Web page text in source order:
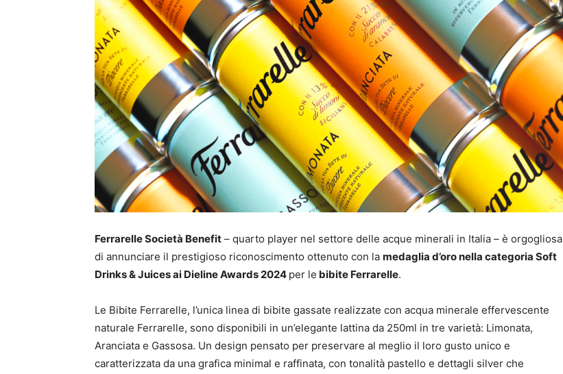
Ferrarelle Società Benefit – quarto player nel settore delle acque minerali in Italia – è orgogliosa
di annunciare il prestigioso riconoscimento ottenuto con la medaglia d’oro nella categoria Soft
Drinks & Juices ai Dieline Awards 2024 per le bibite Ferrarelle.
Le Bibite Ferrarelle, l’unica linea di bibite gassate realizzate con acqua minerale effervescente
naturale Ferrarelle, sono disponibili in un’elegante lattina da 250ml in tre varietà: Limonata,
Aranciata e Gassosa. Un design pensato per preservare al meglio il loro gusto unico e
caratterizzata da una grafica minimal e raffinata, con tonalità pastello e dettagli silver che